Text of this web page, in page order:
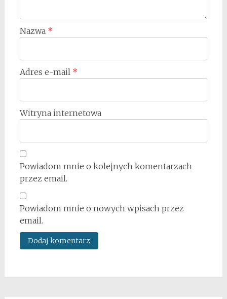
Nazwa *
Adres e-mail *
Witryna internetowa
Powiadom mnie o kolejnych komentarzach
przez email.
Powiadom mnie o nowych wpisach przez
email.